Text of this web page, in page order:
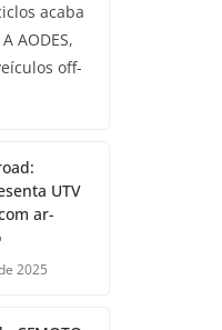
acaba
AODES,
off-
UTV
ar-
2025